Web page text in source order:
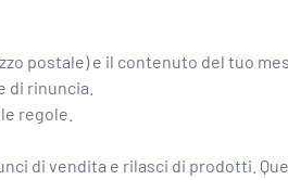
postale) e il contenuto del tuo
rinuncia.
regole.
di vendita e rilasci di prodotti.